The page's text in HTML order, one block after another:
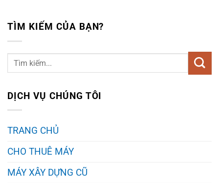
TÌM KIẾM CỦA BẠN?
DỊCH VỤ CHÚNG TÔI
TRANG CHỦ
CHO THUÊ MÁY
MÁY XÂY DỰNG CŨ